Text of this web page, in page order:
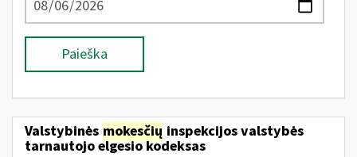
Paieška
Valstybinės mokesčių inspekcijos valstybės
tarnautojo elgesio kodeksas